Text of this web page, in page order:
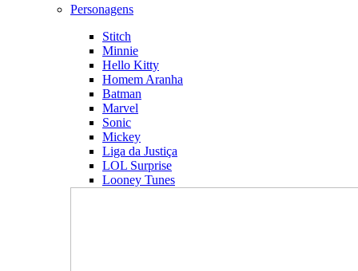
Personagens
Stitch
Minnie
Hello Kitty
Homem Aranha
Batman
Marvel
Sonic
Mickey
Liga da Justiça
LOL Surprise
Looney Tunes